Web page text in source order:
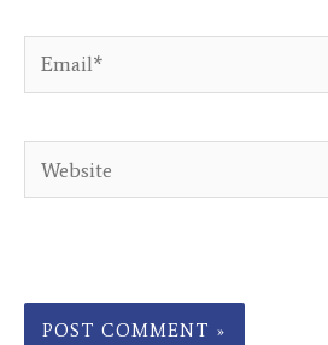
Email*
Website